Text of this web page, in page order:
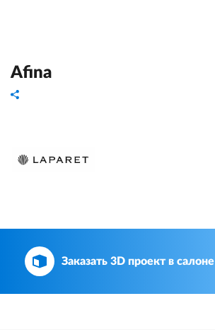
Afina
Заказать 3D проект в салоне